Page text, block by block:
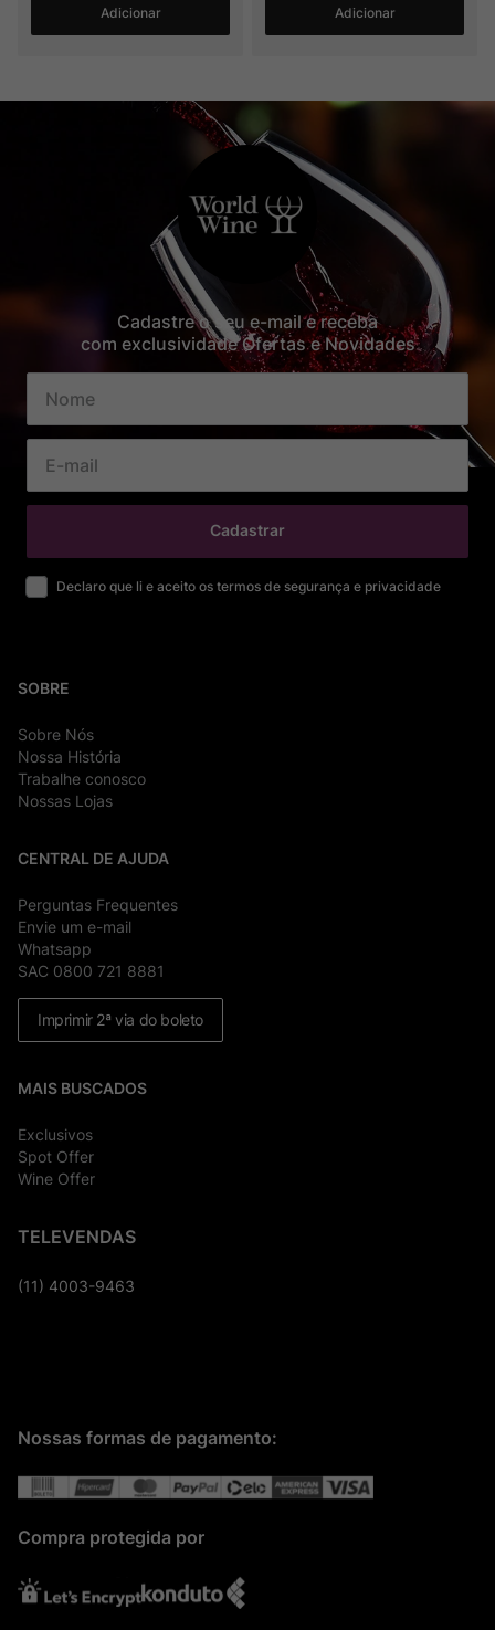
Adicionar Adicionar
Cadastre o seu e-mail e receba
com exclusividade Ofertas e Novidades
Cadastrar
Declaro que li e aceito os termos de segurança e privacidade
SOBRE
Sobre Nós
Nossa História
Trabalhe conosco
Nossas Lojas
CENTRAL DE AJUDA
Perguntas Frequentes
Envie um e-mail
Whatsapp
SAC 0800 721 8881
Imprimir 2ª via do boleto
MAIS BUSCADOS
Exclusivos
Spot Offer
Wine Offer
TELEVENDAS
(11) 4003-9463
Nossas formas de pagamento:
Compra protegida por